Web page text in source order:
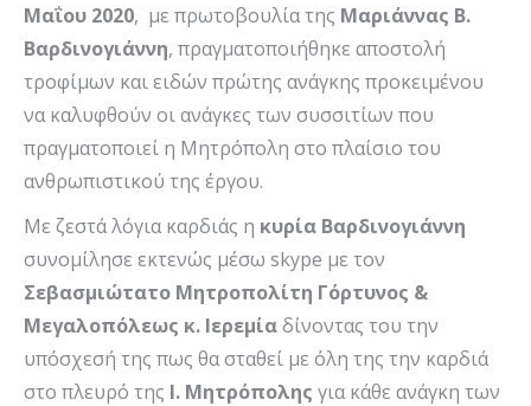
Μαΐου 2020, με πρωτοβουλία της Μαριάννας Β.
Βαρδινογιάννη, πραγματοποιήθηκε αποστολή
τροφίμων και ειδών πρώτης ανάγκης προκειμένου
να καλυφθούν οι ανάγκες των συσσιτίων που
πραγματοποιεί η Μητρόπολη στο πλαίσιο του
ανθρωπιστικού της έργου.
Με ζεστά λόγια καρδιάς η κυρία Βαρδινογιάννη
συνομίλησε εκτενώς μέσω skype με τον
Σεβασμιώτατο Μητροπολίτη Γόρτυνος &
Μεγαλοπόλεως κ. Ιερεμίαδίνοντας του την
υπόσχεσή της πως θα σταθεί με όλη της την καρδιά
στο πλευρό της Ι. Μητρόπολης για κάθε ανάγκη των